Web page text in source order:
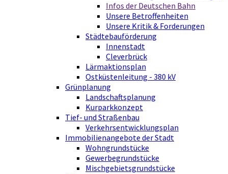
Infos der Deutschen Bahn
Unsere Betroffenheiten
Unsere Kritik & Forderungen
Städtebauförderung
Innenstadt
Cleverbrück
Lärmaktionsplan
Ostküstenleitung - 380 kV
Grünplanung
Landschaftsplanung
Kurparkkonzept
Tief- und Straßenbau
Verkehrsentwicklungsplan
Immobilienangebote der Stadt
Wohngrundstücke
Gewerbegrundstücke
Mischgebietsgrundstücke